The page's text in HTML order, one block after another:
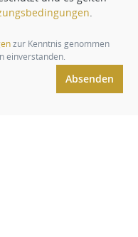
zur Kenntnis genommen
einverstanden.
Absenden